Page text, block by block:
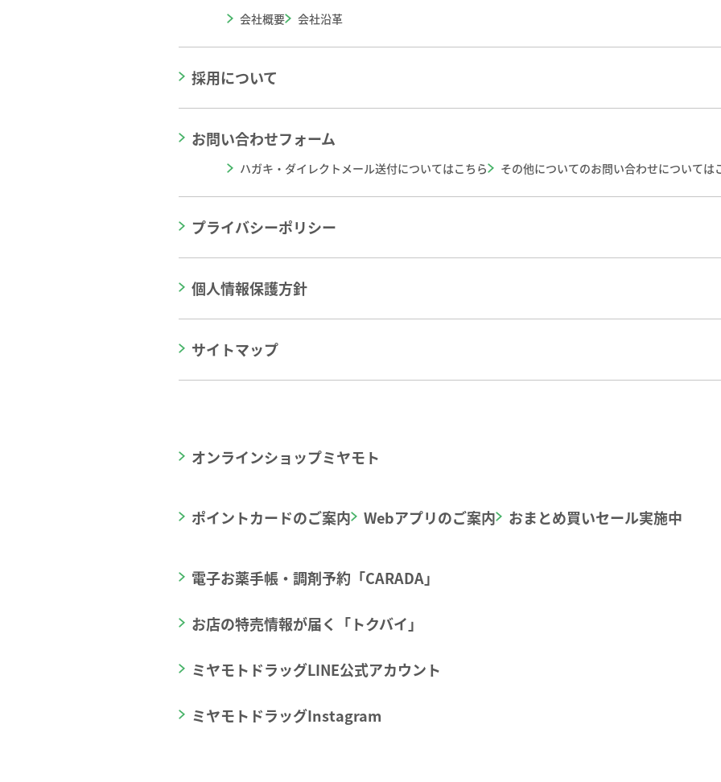
会社概要 会社沿革
採用について
お問い合わせフォーム
ハガキ・ダイレクトメール送付についてはこちら その他についてのお問い合わせについては
プライバシーポリシー
個人情報保護方針
サイトマップ
オンラインショップミヤモト
ポイントカードのご案内 Webアプリのご案内 おまとめ買いセール実施中
電子お薬手帳・調剤予約「CARADA」
お店の特売情報が届く「トクバイ」
ミヤモトドラッグLINE公式アカウント
ミヤモトドラッグInstagram